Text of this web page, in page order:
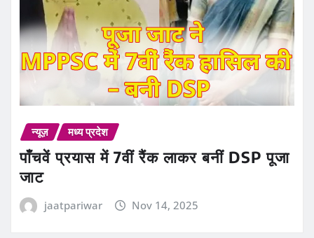
न्यूज़ मध्य प्रदेश
पाँचवें प्रयास में 7वीं रैंक लाकर बनीं DSP पूजा
जाट
jaatpariwar Nov 14, 2025